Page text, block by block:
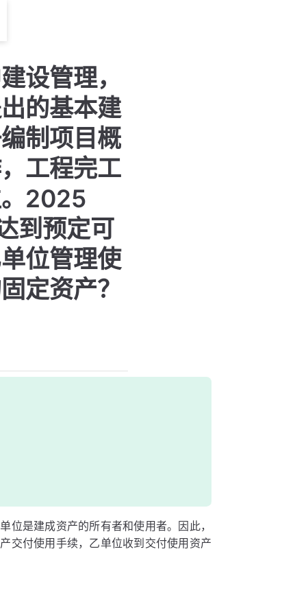
设管理，
的基本建
制项目概
工程完工
。2025
到预定可
位管理使
定资产？
位是建成资产的所有者和使用者。因此，
交付使用手续，乙单位收到交付使用资产